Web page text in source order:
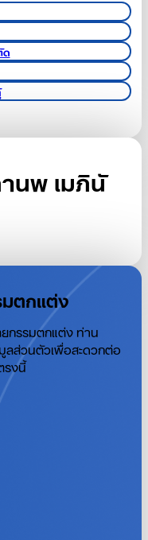
นพ เมภินั
ตกแต่ง
กรรมตกแต่ง ท่าน
ลส่วนตัวเพื่อสะดวกต่อ
รงนี้